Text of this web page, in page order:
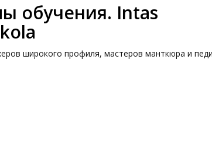
обучения. Intas
широкого профиля, мастеров манткюра и